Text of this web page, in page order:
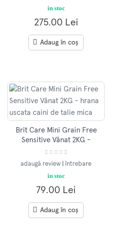
in stoc
275.00 Lei
Adaug în coș
Brit Care Mini Grain Free
Sensitive Vânat 2KG -
hrana uscata caini de talie
mica
adaugă review întrebare
in stoc
79.00 Lei
Adaug în coș